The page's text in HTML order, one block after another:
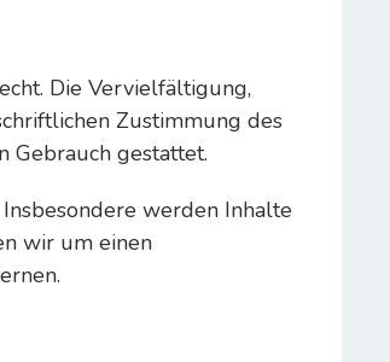
Die Vervielfältigung,
Zustimmung des
Gebrauch gestattet.
werden Inhalte
wir um einen